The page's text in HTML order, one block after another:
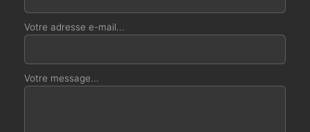
Votre adresse e-mail...
Votre message...